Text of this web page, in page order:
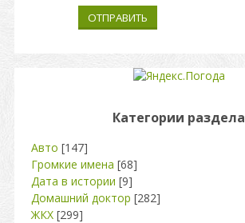
ОТПРАВИТЬ
Категории раздела
Авто [147]
Громкие имена [68]
Дата в истории [9]
Домашний доктор [282]
ЖКХ [299]